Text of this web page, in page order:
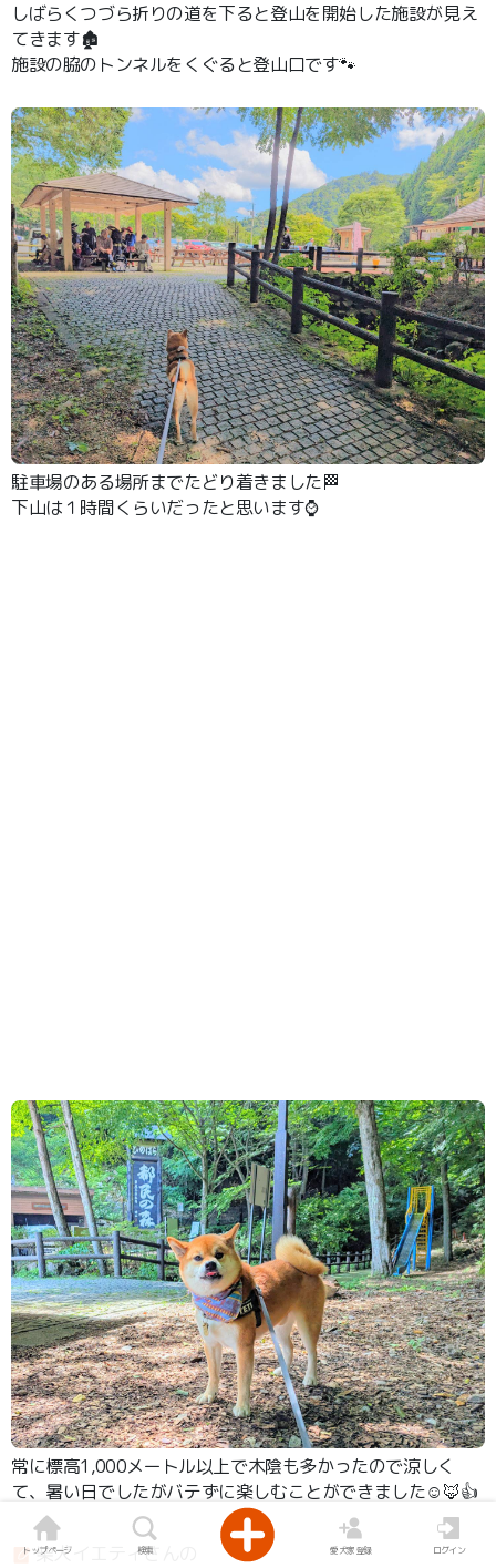
しばらくつづら折りの道を下ると登山を開始した施設が見え
てきます🏚️
施設の脇のトンネルをくぐると登山口です🐾
駐車場のある場所までたどり着きました🏁
下山は１時間くらいだったと思います⌚
常に標高1,000メートル以上で木陰も多かったので涼しく
て、暑い日でしたがバテずに楽しむことができました☺️🦊👍
柴犬イエティさんの
トップページ 検索 愛犬家登録 ログイン